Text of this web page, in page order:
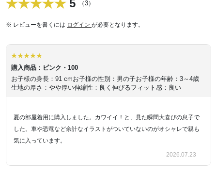
5 （3）
※ レビューを書くには ログイン が必要となります。
購入商品：ピンク・100
お子様の身長：91 cmお子様の性別：男の子お子様の年齢：3～4歳
生地の厚さ：やや厚い伸縮性：良く伸びるフィット感：良い
夏の部屋着用に購入しました。カワイイ！と、見た瞬間大喜びの息子で
した。車や恐竜など余計なイラストがついていないのがオシャレで親も
気に入っています。
2026.07.23